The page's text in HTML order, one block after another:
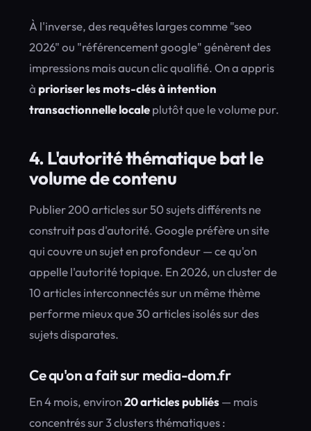
À l'inverse, des requêtes larges comme "seo
2026" ou "référencement google" génèrent des
impressions mais aucun clic qualifié. On a appris
à prioriser les mots-clés à intention
transactionnelle localeplutôt que le volume pur.
4. L'autorité thématique bat le
volume de contenu
Publier 200 articles sur 50 sujets différents ne
construit pas d'autorité. Google préfère un site
qui couvre un sujet en profondeur — ce qu'on
appelle l'autorité topique. En 2026, un cluster de
10 articles interconnectés sur un même thème
performe mieux que 30 articles isolés sur des
sujets disparates.
Ce qu'on a fait sur media-dom.fr
En 4 mois, environ20 articles publiés— mais
concentrés sur 3 clusters thématiques :